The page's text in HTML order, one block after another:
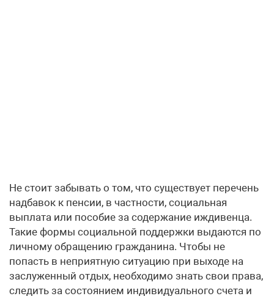
Не стоит забывать о том, что существует перечень
надбавок к пенсии, в частности, социальная
выплата или пособие за содержание иждивенца.
Такие формы социальной поддержки выдаются по
личному обращению гражданина. Чтобы не
попасть в неприятную ситуацию при выходе на
заслуженный отдых, необходимо знать свои права,
следить за состоянием индивидуального счета и